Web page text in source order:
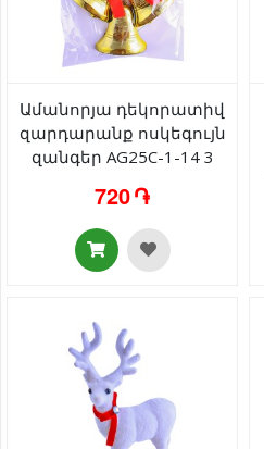
Ամանորյա դեկորատիվ
զարդարանք ոսկեգույն
զանգեր AG25C-1-14 3
720 ֏